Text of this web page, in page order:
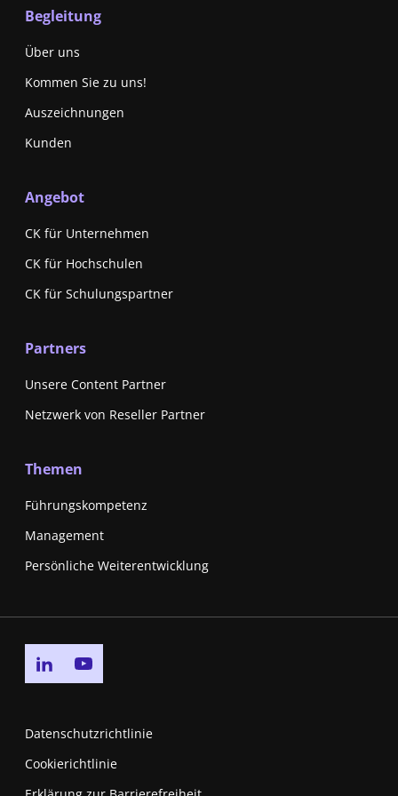
Begleitung
Über uns
Kommen Sie zu uns!
Auszeichnungen
Kunden
Angebot
CK für Unternehmen
CK für Hochschulen
CK für Schulungspartner
Partners
Unsere Content Partner
Netzwerk von Reseller Partner
Themen
Führungskompetenz
Management
Persönliche Weiterentwicklung
Go to linkedin page
Datenschutzrichtlinie
Cookierichtlinie